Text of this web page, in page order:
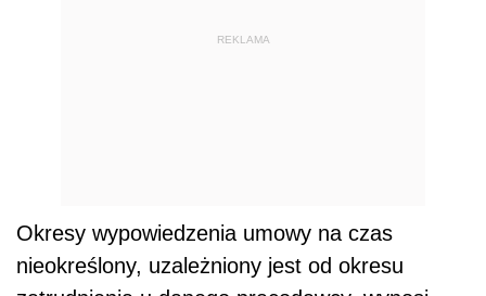
REKLAMA
Okresy wypowiedzenia umowy na czas
nieokreślony, uzależniony jest od okresu